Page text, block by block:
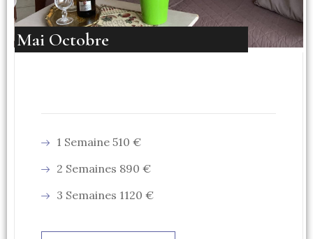
Mai Octobre
1 Semaine 510 €
2 Semaines 890 €
3 Semaines 1120 €